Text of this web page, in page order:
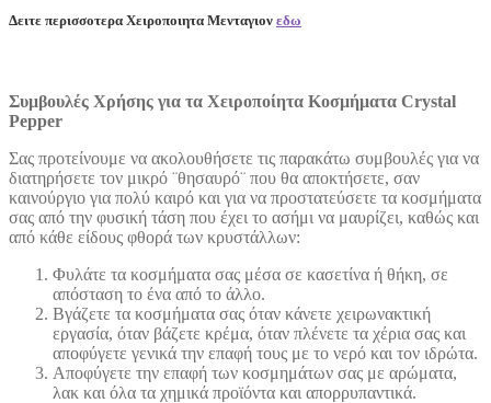
Δειτε περισσοτερα Χειροποιητα Μενταγιον εδω
Συμβουλές Χρήσης για τα Χειροποίητα Κοσμήματα Crystal
Pepper
Σας προτείνουμε να ακολουθήσετε τις παρακάτω συμβουλές για να
διατηρήσετε τον μικρό ¨θησαυρό¨ που θα αποκτήσετε, σαν
καινούργιο για πολύ καιρό και για να προστατεύσετε τα κοσμήματα
σας από την φυσική τάση που έχει το ασήμι να μαυρίζει, καθώς και
από κάθε είδους φθορά των κρυστάλλων:
Φυλάτε τα κοσμήματα σας μέσα σε κασετίνα ή θήκη, σε
απόσταση το ένα από το άλλο.
Βγάζετε τα κοσμήματα σας όταν κάνετε χειρωνακτική
εργασία, όταν βάζετε κρέμα, όταν πλένετε τα χέρια σας και
αποφύγετε γενικά την επαφή τους με το νερό και τον ιδρώτα.
Αποφύγετε την επαφή των κοσμημάτων σας με αρώματα,
λακ και όλα τα χημικά προϊόντα και απορρυπαντικά.